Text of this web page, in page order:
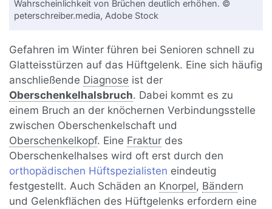
Wahrscheinlichkeit von Brüchen deutlich erhöhen. ©
peterschreiber.media, Adobe Stock
Gefahren im Winter führen bei Senioren schnell zu
Glatteisstürzen auf das Hüftgelenk. Eine sich häufig
anschließende Diagnose ist der
Oberschenkelhalsbruch. Dabei kommt es zu
einem Bruch an der knöchernen Verbindungsstelle
zwischen Oberschenkelschaft und
Oberschenkelkopf. Eine Fraktur des
Oberschenkelhalses wird oft erst durch den
orthopädischen Hüftspezialisten eindeutig
festgestellt. Auch Schäden an Knorpel, Bändern
und Gelenkflächen des Hüftgelenks erfordern eine